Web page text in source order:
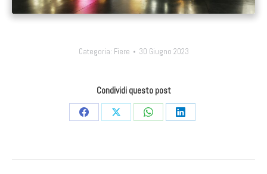
Categoria: Fiere 30 Giugno 2023
Condividi questo post
CondividiCondividiCondividiCondividi